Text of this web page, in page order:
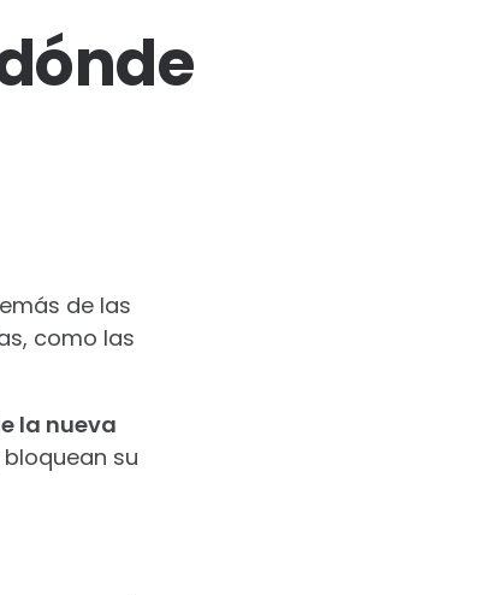
de las
como las
la nueva
su